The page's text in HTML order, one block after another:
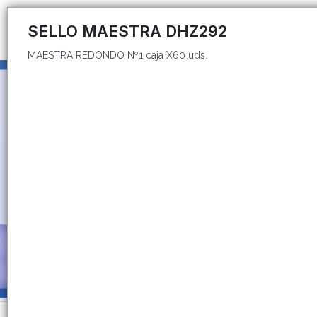
MAESTRA REDONDO Nº1 caja X60 uds.
SELLO MAESTRA DHZ292
MAESTRA REDONDO Nº1 caja X60 uds.